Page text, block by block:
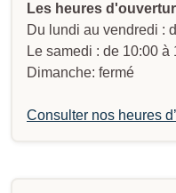
Les heures
Du lundi au vendredi :
Le samedi : de 10:00 à
Dimanche: fermé
Consulter nos heures